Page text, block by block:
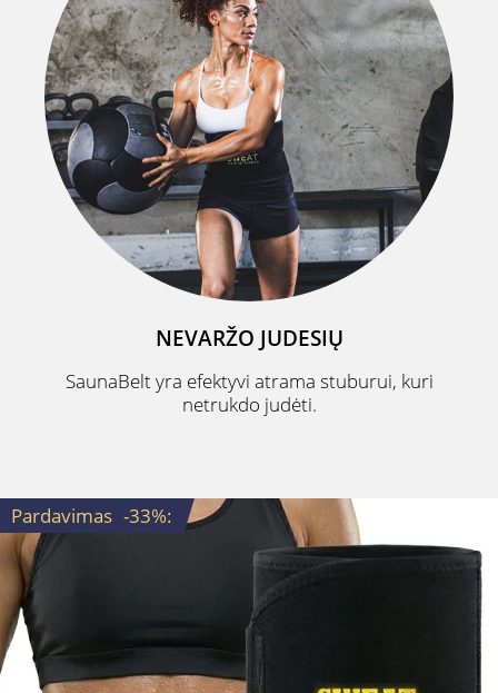
NEVARŽO JUDESIŲ
SaunaBelt yra efektyvi atrama stuburui, kuri
netrukdo judėti.
Pardavimas -33%: